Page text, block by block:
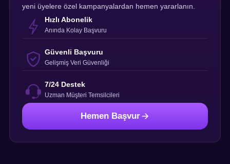
yeni üyelere özel kampanyalardan hemen yararlanın.
Hızlı Abonelik
Anında Kolay Başvuru
Güvenli Başvuru
Gelişmiş Veri Güvenliği
7/24 Destek
Uzman Müşteri Temsilcileri
Hemen Başvur